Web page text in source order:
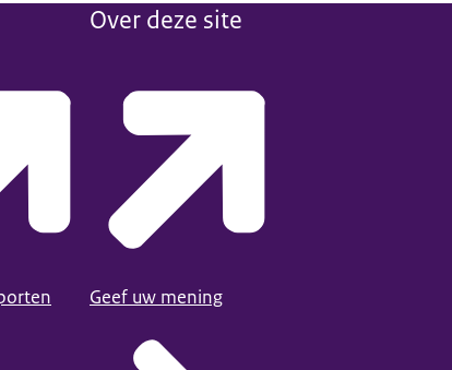
Over deze site
Geef uw mening